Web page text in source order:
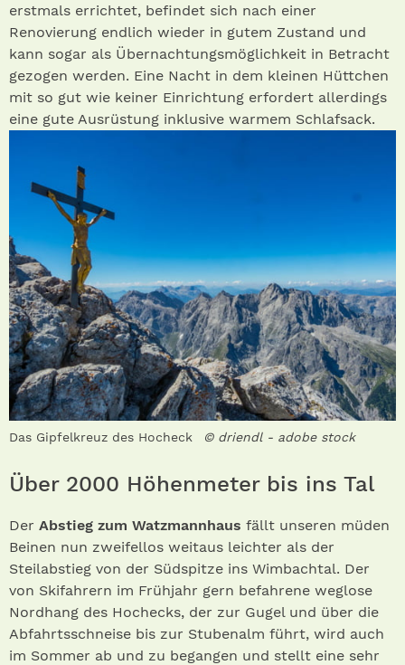
erstmals errichtet, befindet sich nach einer
Renovierung endlich wieder in gutem Zustand und
kann sogar als Übernachtungsmöglichkeit in Betracht
gezogen werden. Eine Nacht in dem kleinen Hüttchen
mit so gut wie keiner Einrichtung erfordert allerdings
eine gute Ausrüstung inklusive warmem Schlafsack.
Das Gipfelkreuz des Hocheck © driendl - adobe stock
Über 2000 Höhenmeter bis ins Tal
Der Abstieg zum Watzmannhaus fällt unseren müden
Beinen nun zweifellos weitaus leichter als der
Steilabstieg von der Südspitze ins Wimbachtal. Der
von Skifahrern im Frühjahr gern befahrene weglose
Nordhang des Hochecks, der zur Gugel und über die
Abfahrtsschneise bis zur Stubenalm führt, wird auch
im Sommer ab und zu begangen und stellt eine sehr